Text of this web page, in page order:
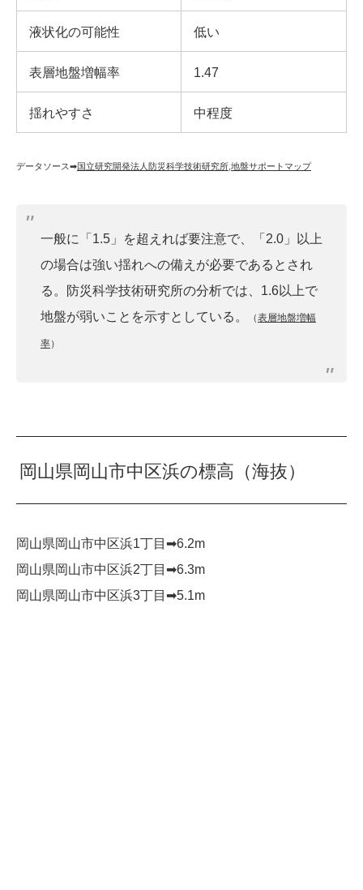
液状化の可能性 低い
表層地盤増幅率 1.47
揺れやすさ 中程度
データソース➡︎国立研究開発法人防災科学技術研究所 地盤サポートマップ
一般に「1.5」を超えれば要注意で、「2.0」以上
の場合は強い揺れへの備えが必要であるとされ
る。防災科学技術研究所の分析では、1.6以上で
地盤が弱いことを示すとしている。
（表層地盤増幅
率）
岡山県岡山市中区浜の標高（海抜）
岡山県岡山市中区浜1丁目➡︎6.2m
岡山県岡山市中区浜2丁目➡︎6.3m
岡山県岡山市中区浜3丁目➡︎5.1m